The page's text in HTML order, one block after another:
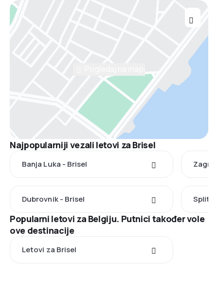
Najpopularniji vezali letovi za Brisel
Banja Luka - Brisel
Dubrovnik - Brisel Split -
Popularni letovi za Belgiju. Putnici također vole
ove destinacije
Letovi za Brisel